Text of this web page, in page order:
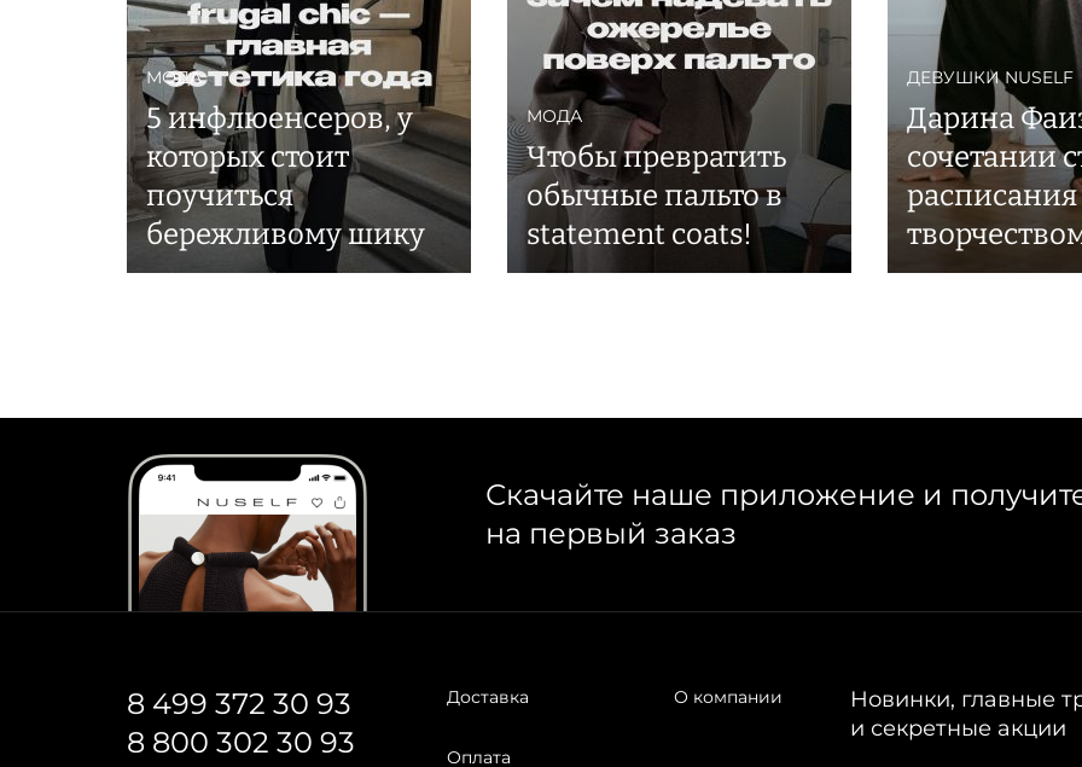
МОДА
5 инфлюенсеров, у
которых стоит
поучиться
бережливому шику
МОДА
Чтобы превратить
обычные пальто в
statement coats!
ДЕВУШКИ NUSELF
Дарина
сочетании
расписания
Скачайте наше приложение и
на первый заказ
8 499 372 30 93
8 800 302 30 93
Доставка
Оплата
О компании
Новинки, главные
и секретные акции